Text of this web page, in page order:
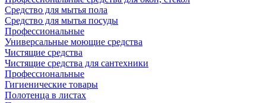
Средство для мытья пола
Средство для мытья посуды
Профессиональные
Универсальные моющие средства
Чистящие средства
Чистящие средства для сантехники
Профессиональные
Гигиенические товары
Полотенца в листах